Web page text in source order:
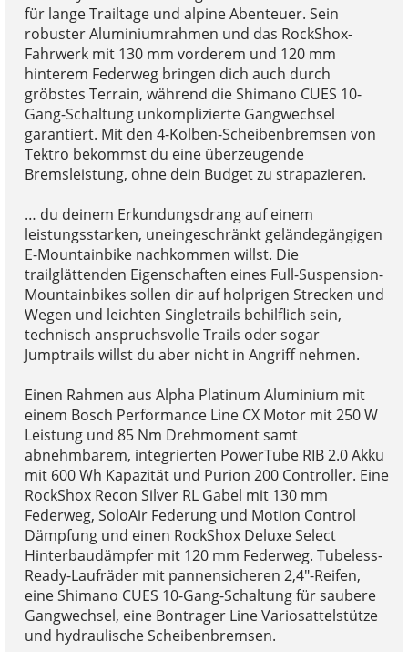
für lange Trailtage und alpine Abenteuer. Sein
robuster Aluminiumrahmen und das RockShox-
Fahrwerk mit 130 mm vorderem und 120 mm
hinterem Federweg bringen dich auch durch
gröbstes Terrain, während die Shimano CUES 10-
Gang-Schaltung unkomplizierte Gangwechsel
garantiert. Mit den 4-Kolben-Scheibenbremsen von
Tektro bekommst du eine überzeugende
Bremsleistung, ohne dein Budget zu strapazieren.
… du deinem Erkundungsdrang auf einem
leistungsstarken, uneingeschränkt geländegängigen
E-Mountainbike nachkommen willst. Die
trailglättenden Eigenschaften eines Full-Suspension-
Mountainbikes sollen dir auf holprigen Strecken und
Wegen und leichten Singletrails behilflich sein,
technisch anspruchsvolle Trails oder sogar
Jumptrails willst du aber nicht in Angriff nehmen.
Einen Rahmen aus Alpha Platinum Aluminium mit
einem Bosch Performance Line CX Motor mit 250 W
Leistung und 85 Nm Drehmoment samt
abnehmbarem, integrierten PowerTube RIB 2.0 Akku
mit 600 Wh Kapazität und Purion 200 Controller. Eine
RockShox Recon Silver RL Gabel mit 130 mm
Federweg, SoloAir Federung und Motion Control
Dämpfung und einen RockShox Deluxe Select
Hinterbaudämpfer mit 120 mm Federweg. Tubeless-
Ready-Laufräder mit pannensicheren 2,4"-Reifen,
eine Shimano CUES 10-Gang-Schaltung für saubere
Gangwechsel, eine Bontrager Line Variosattelstütze
und hydraulische Scheibenbremsen.